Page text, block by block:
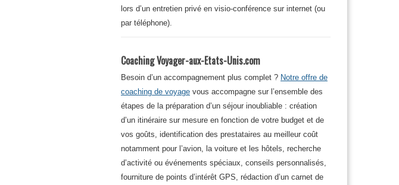
lors d’un entretien privé en visio-conférence sur internet (ou
par téléphone).
Coaching Voyager-aux-Etats-Unis.com
Besoin d’un accompagnement plus complet ? Notre offre de
coaching de voyage vous accompagne sur l’ensemble des
étapes de la préparation d’un séjour inoubliable : création
d’un itinéraire sur mesure en fonction de votre budget et de
vos goûts, identification des prestataires au meilleur coût
notamment pour l’avion, la voiture et les hôtels, recherche
d’activité ou événements spéciaux, conseils personnalisés,
fourniture de points d’intérêt GPS, rédaction d’un carnet de